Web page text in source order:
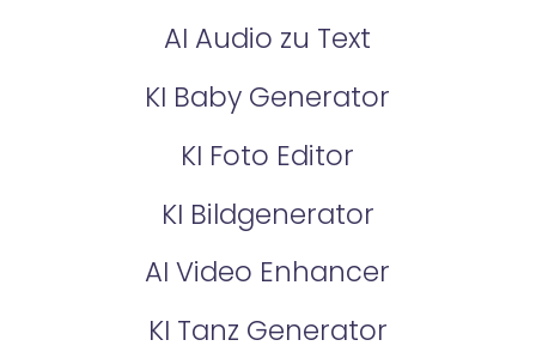
AI Audio zu Text
KI Baby Generator
KI Foto Editor
KI Bildgenerator
AI Video Enhancer
KI Tanz Generator